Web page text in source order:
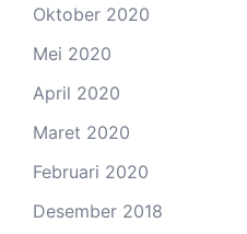
Oktober 2020
Mei 2020
April 2020
Maret 2020
Februari 2020
Desember 2018